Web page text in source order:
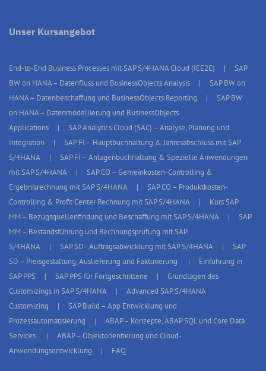
Unser Kursangebot
End-to-End Business Processes mit SAP S/4HANA Cloud (IEE2E)
SAP
BW on HANA – Datenfluss und BusinessObjects Analysis
SAP BW on
HANA – Datenbeschaffung und BusinessObjects Reporting
SAP BW
on HANA – Datenmodellierung und BusinessObjects
Applications
SAP Analytics Cloud (SAC) – Analyse, Planung und
Integration
SAP FI – Hauptbuchhaltung & Jahresabschluss mit SAP
S/4HANA
SAP FI – Anlagenbuchhaltung & Spezielle Anwendungen
mit SAP S/4HANA
SAP CO – Gemeinkosten-Controlling &
Ergebnisrechnung mit SAP S/4HANA
SAP CO – Produktkosten-
Controlling & Profit Center Rechnung mit SAP S/4HANA
Kurs SAP
MM – Bezugsquellenfindung und Beschaffung mit SAP S/4HANA
SAP
MM – Bestandsführung und Rechnungsprüfung mit SAP
S/4HANA
SAP SD - Auftragsabwicklung mit SAP S/4HANA
SAP
SD – Preisgestaltung, Auslieferung und Fakturierung
Einführung in
SAP PPS
SAP PPS für Fortgeschrittene
Grundlagen des
Customizings in SAP S/4HANA
Advanced SAP S/4HANA
Customizing
SAP Build – App Entwicklung und
Prozessautomatisierung
ABAP – Konzepte, ABAP SQL und Core Data
Services
ABAP – Objektorientierung und Cloud-
Anwendungsentwicklung
FAQ